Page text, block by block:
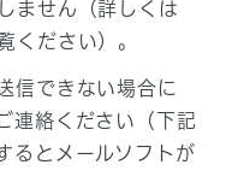
ません（詳しくは
ください）。
信できない場合に
連絡ください（下記
るとメールソフトが